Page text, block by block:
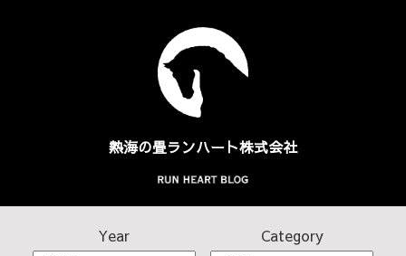
熱海の畳ランハート株式会社
Year Category